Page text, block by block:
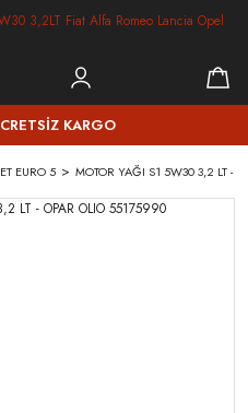
KARGO
EURO 5 MOTOR YAĞI S1 5W30 3,2 LT -